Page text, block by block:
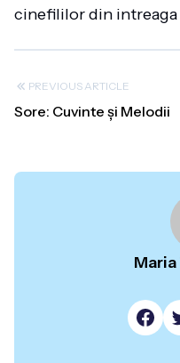
cinefililor din intreaga
PREVIOUS ARTICLE
Sore: Cuvinte și Melodii